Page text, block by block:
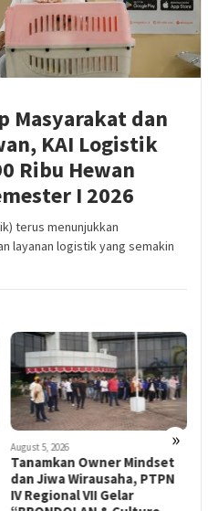
Masyarakat dan
KAI Logistik
Ribu Hewan
I 2026
terus menunjukkan
layanan logistik yang semakin
»
August 5, 2026
Tanamkan Owner Mindset
dan Jiwa Wirausaha, PTPN
IV Regional VII Gelar